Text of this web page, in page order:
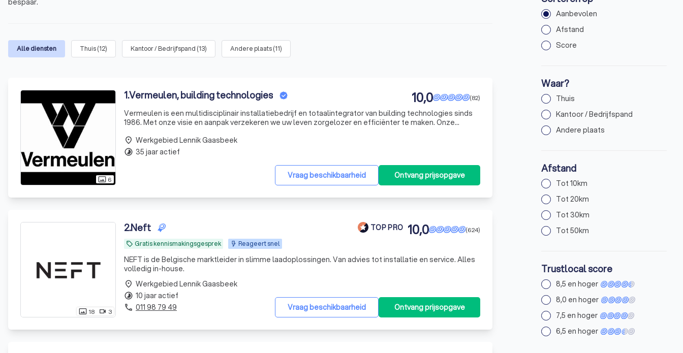
bespaar.
Alle diensten Thuis(12) Kantoor / Bedrijfspand (13) Andere plaats(11)
photo_size_select_actual 6
1.Vermeulen, building technologies (82)
10,0
Vermeulen is een multidisciplinair installatiebedrijf en totaalintegrator van building technologies sinds
1986. Met onze visie en aanpak verzekeren we uw leven zorgelozer en efficiënter te maken. Onze
Vraag beschikbaarheid Ontvang prijsopgave
place Werkgebied Lennik Gaasbeek
timelapse 35 jaar actief
photo_size_select_actual 18 videocam 3
2.Neft TOP PRO
local_offer Gratis kennismakingsgesprek Reageert snel
(624)
10,0
NEFT is de Belgische marktleider in slimme laadoplossingen. Van advies tot installatie en service. Alles
volledig in-house.
Vraag beschikbaarheid Ontvang prijsopgave
place Werkgebied Lennik Gaasbeek
timelapse 10 jaar actief
phone 011 98 79 49
Aanbevolen
Afstand
Score
Waar?
Thuis
Kantoor / Bedrijfspand
Andere plaats
Afstand
Tot 10km
Tot 20km
Tot 30km
Tot 50km
Trustlocal score
8,5 en hoger
8,0 en hoger
7,5 en hoger
6,5 en hoger